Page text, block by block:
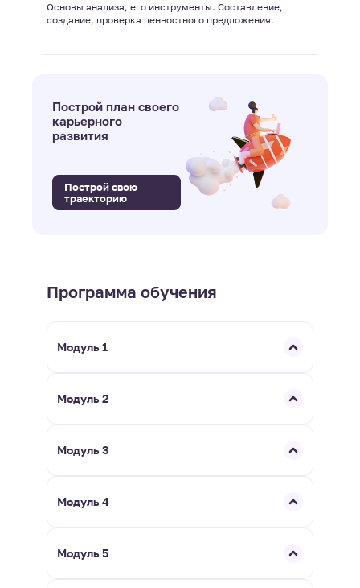
Основы анализа, его инструменты. Составление,
создание, проверка ценностного предложения.
Построй план своего
карьерного
развития
Построй свою
траекторию
Программа обучения
Модуль 1
Модуль 2
Модуль 3
Модуль 4
Модуль 5